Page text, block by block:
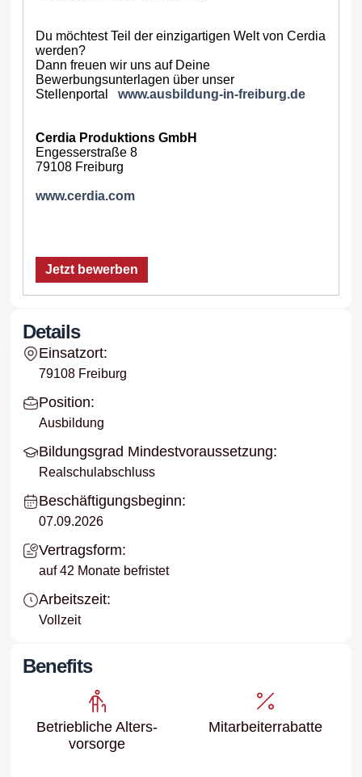
Du möchtest Teil der einzigartigen Welt von Cerdia
werden?
Dann freuen wir uns auf Deine
Bewerbungsunterlagen über unser
Stellenportal www.ausbildung-in-freiburg.de
Cerdia Produktions GmbH
Engesserstraße 8
79108 Freiburg
www.cerdia.com
Jetzt bewerben
Details
Einsatzort:
79108 Freiburg
Position:
Ausbildung
Bildungsgrad Mindestvoraussetzung:
Realschulabschluss
Beschäftigungsbeginn:
07.09.2026
Vertragsform:
auf 42 Monate befristet
Arbeitszeit:
Vollzeit
Benefits
Betriebliche Alters­
vorsorge
Mitarbeiter­rabatte